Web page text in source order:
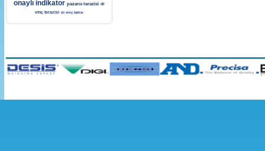
onaylı indikator pazarcı terazisi dr
vinç terazisi dr vinç tartısı